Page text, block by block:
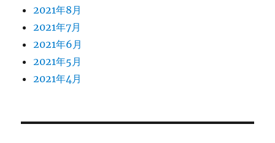
2021年8月
2021年7月
2021年6月
2021年5月
2021年4月